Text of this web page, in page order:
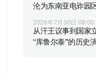
沦为东南亚电诈园
2026年7月30日 08:00
从汗王议事到国家
“库鲁尔泰”的历史